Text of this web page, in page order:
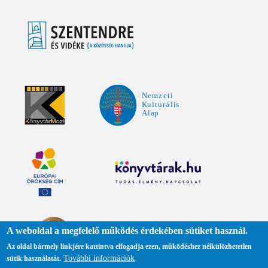
A weboldal a megfelelő működés érdekében sütiket használ.
Az oldal bármely linkjére kattintva elfogadja ezen, működéshez nélkülözhetetlen
sütik használatát. További információk